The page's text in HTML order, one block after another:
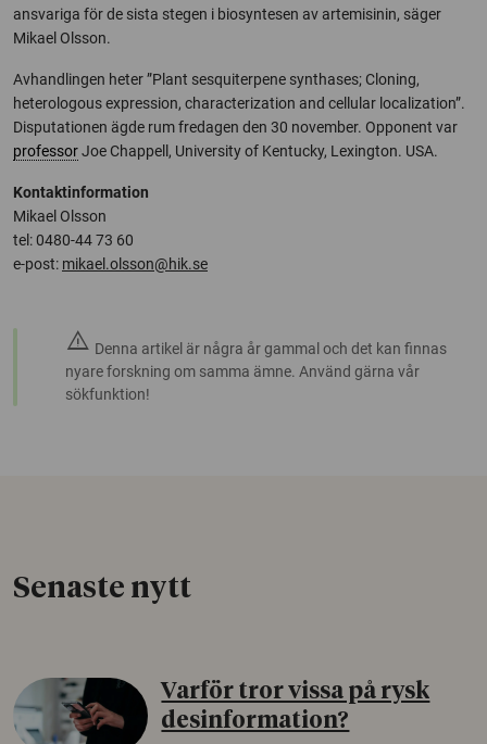
ansvariga för de sista stegen i biosyntesen av artemisinin, säger
Mikael Olsson.
Avhandlingen heter ”Plant sesquiterpene synthases; Cloning,
heterologous expression, characterization and cellular localization”.
Disputationen ägde rum fredagen den 30 november. Opponent var
professorJoe Chappell, University of Kentucky, Lexington. USA.
Kontaktinformation
Mikael Olsson
tel: 0480-44 73 60
e-post: mikael.olsson@hik.se
warning Denna artikel är några år gammal och det kan finnas
nyare forskning om samma ämne. Använd gärna vår
sökfunktion!
Senaste nytt
Varför tror vissa på rysk
desinformation?